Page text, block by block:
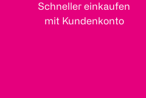
Schneller einkaufen
mit Kundenkonto